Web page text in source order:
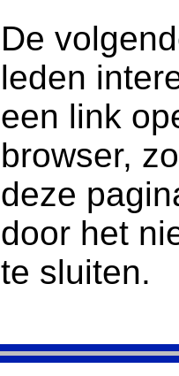
De
leden
een link
browser,
deze
door het
te sluiten.